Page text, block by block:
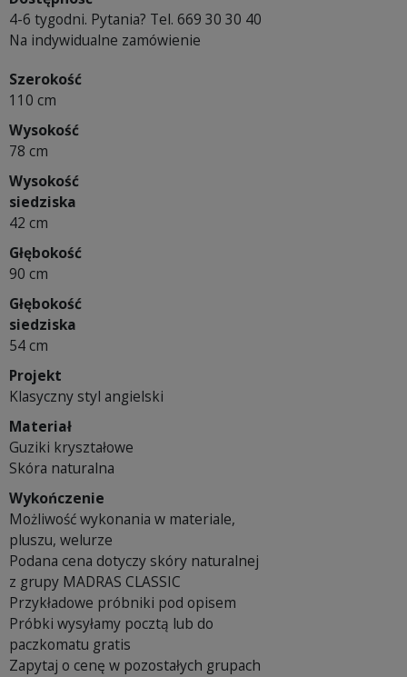
4-6 tygodni. Pytania? Tel. 669 30 30 40
Na indywidualne zamówienie
Szerokość
110 cm
Wysokość
78 cm
Wysokość
siedziska
42 cm
Głębokość
90 cm
Głębokość
siedziska
54 cm
Projekt
Klasyczny styl angielski
Materiał
Guziki kryształowe
Skóra naturalna
Wykończenie
Możliwość wykonania w materiale,
pluszu, welurze
Podana cena dotyczy skóry naturalnej
z grupy MADRAS CLASSIC
Przykładowe próbniki pod opisem
Próbki wysyłamy pocztą lub do
paczkomatu gratis
Zapytaj o cenę w pozostałych grupach